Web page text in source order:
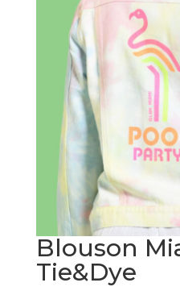
Blouson
Tie&Dye